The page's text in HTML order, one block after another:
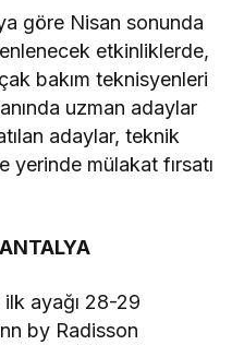
göre Nisan sonunda
etkinliklerde,
bakım teknisyenleri
uzman adaylar
adaylar, teknik
mülakat fırsatı
ayağı 28-29
by Radisson